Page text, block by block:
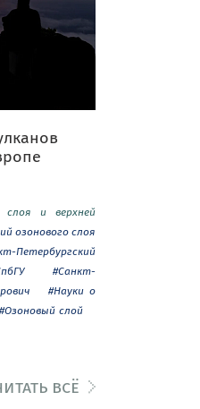
слоя и верхней
озонового слоя
Петербургский
#Санкт-
#Науки о
#Озоновый слой
всё